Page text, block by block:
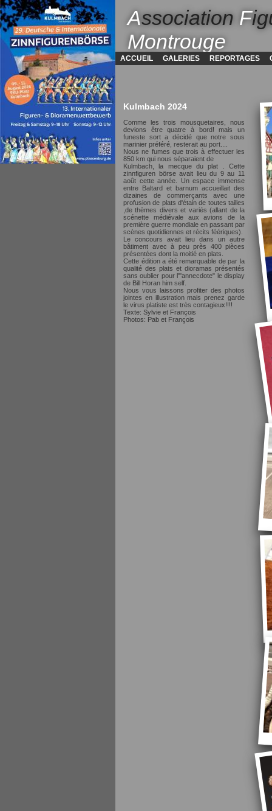
Association F
Montrouge
ACCUEIL GALERIES REPORTAGES
Kulmbach 2024
Comme les trois mousquetaires, nous
devions être quatre à bord! mais un
funeste sort a décidé que notre sous
marinier préféré, resterait au port....
Nous ne fumes que trois à effectuer les
850 km qui nous séparaient de
Kulmbach, la mecque du plat . Cette
zinnfiguren börse avait lieu du 9 au 11
août cette année. Un espace immense
entre Baltard et barnum accueillait des
dizaines de commerçants avec une
profusion de plats d'étain de toutes tailles
,de thèmes divers et variés (allant de la
scénette médiévale aux avions de la
première guerre mondiale en passant par
scènes quotidiennes et récits féériques).
Le concours avait lieu dans un autre
bâtiment avec à peu près 400 pièces
présentées dont la moitié en plats.
Cette édition a été remarquable de par la
qualité des plats et dioramas présentés
sans oublier pour l"'annecdote" le display
de Bill Horan him self.
Nous vous laissons profiter des photos
jointes en illustration mais prenez garde
le virus platiste est très contagieux!!!!
Texte: Sylvie et François
Photos: Pab et François